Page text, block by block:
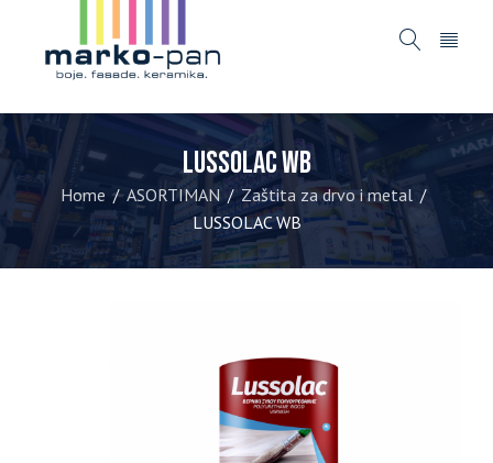
LUSSOLAC WB
Home / ASORTIMAN / Zaštita za drvo i metal /
LUSSOLAC WB